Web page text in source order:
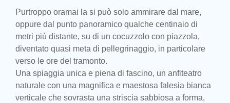
Purtroppo oramai la si può solo ammirare dal mare,
oppure dal punto panoramico qualche centinaio di
metri più distante, su di un cocuzzolo con piazzola,
diventato quasi meta di pellegrinaggio, in particolare
verso le ore del tramonto.
Una spiaggia unica e piena di fascino, un anfiteatro
naturale con una magnifica e maestosa falesia bianca
verticale che sovrasta una striscia sabbiosa a forma,